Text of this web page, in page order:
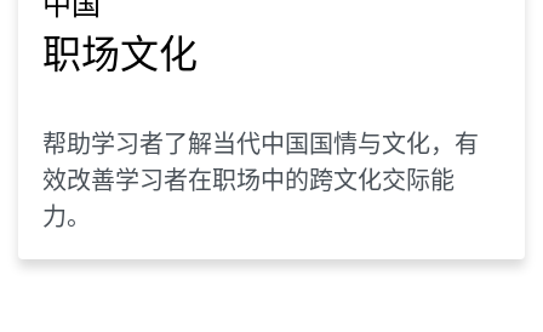
职场文化
帮助学习者了解当代中国国情与文化，有
效改善学习者在职场中的跨文化交际能
力。